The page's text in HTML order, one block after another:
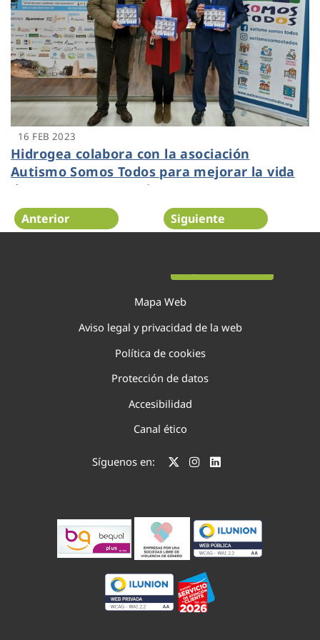
16 FEB 2023
Hidrogea colabora con la asociación
Autismo Somos Todos para mejorar la vida
de personas con autismo
Anterior Siguiente
Mapa Web
Aviso legal y privacidad de la web
Política de cookies
Protección de datos
Accesibilidad
Canal ético
Síguenos en: